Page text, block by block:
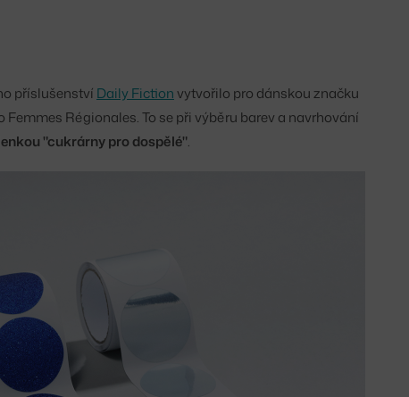
příslušenství Daily Fictionvytvořilo pro dánskou značku
Régionales. To se při výběru barev a navrhování
"cukrárny pro dospělé".